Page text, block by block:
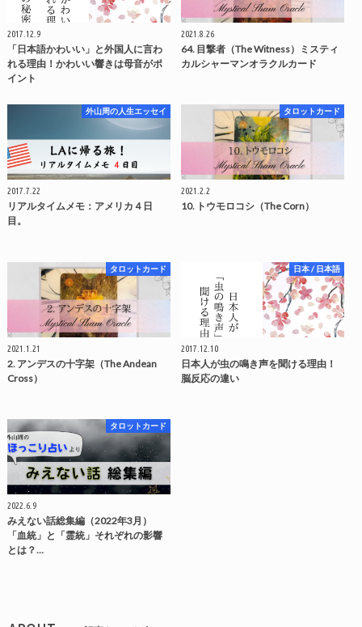
2017.12.9
「日本語かわいい」と外国人に言わ
れる理由！かわいい響きは母音がポ
イント
2021.8.26
64. 目撃者（The Witness）ミスティ
カルシャーマンオラクルカード
外山周の人生エッセイ
2017.7.22
リアルタイムメモ：アメリカ４日
目。
タロットカード
2021.2.2
10. トウモロコシ（The Corn）
タロットカード
2021.1.21
2. アンデスの十字架（The Andean
Cross）
日本 / 日本語
2017.12.10
日本人が虫の鳴き声を聞ける理由！
脳反応の違い
タロットカード
2022.6.9
みえない話総集編（2022年3月）
「血統」と「霊統」それぞれの影響
とは？…